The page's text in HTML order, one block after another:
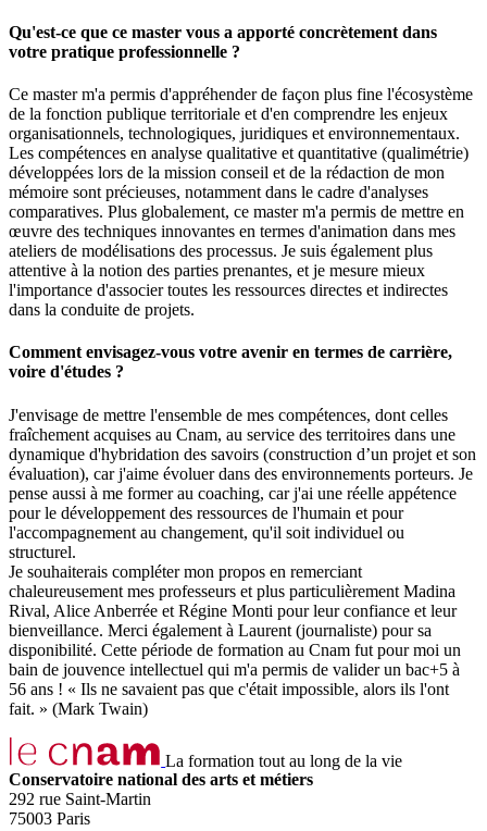
Qu'est-ce que ce master vous a apporté concrètement dans
votre pratique professionnelle ?
Ce master m'a permis d'appréhender de façon plus fine l'écosystème
de la fonction publique territoriale et d'en comprendre les enjeux
organisationnels, technologiques, juridiques et environnementaux.
Les compétences en analyse qualitative et quantitative (qualimétrie)
développées lors de la mission conseil et de la rédaction de mon
mémoire sont précieuses, notamment dans le cadre d'analyses
comparatives. Plus globalement, ce master m'a permis de mettre en
œuvre des techniques innovantes en termes d'animation dans mes
ateliers de modélisations des processus. Je suis également plus
attentive à la notion des parties prenantes, et je mesure mieux
l'importance d'associer toutes les ressources directes et indirectes
dans la conduite de projets.
Comment envisagez-vous votre avenir en termes de carrière,
voire d'études ?
J'envisage de mettre l'ensemble de mes compétences, dont celles
fraîchement acquises au Cnam, au service des territoires dans une
dynamique d'hybridation des savoirs (construction d’un projet et son
évaluation), car j'aime évoluer dans des environnements porteurs. Je
pense aussi à me former au coaching, car j'ai une réelle appétence
pour le développement des ressources de l'humain et pour
l'accompagnement au changement, qu'il soit individuel ou
structurel.
Je souhaiterais compléter mon propos en remerciant
chaleureusement mes professeurs et plus particulièrement Madina
Rival, Alice Anberrée et Régine Monti pour leur confiance et leur
bienveillance. Merci également à Laurent (journaliste) pour sa
disponibilité. Cette période de formation au Cnam fut pour moi un
bain de jouvence intellectuel qui m'a permis de valider un bac+5 à
56 ans ! « Ils ne savaient pas que c'était impossible, alors ils l'ont
fait. » (Mark Twain)
La formation tout au long de la vie
Conservatoire national des arts et métiers
292 rue Saint-Martin
75003 Paris